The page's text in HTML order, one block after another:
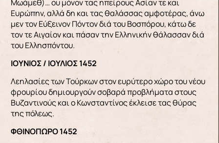
Μωάμεθ)… ου μόνον τας ηπείρους Ασίαν τε και
Ευρώπην, αλλά δη και τας θαλάσσας αμφοτέρας, άνω
μεν τον Εύξεινον Πόντον διά του Bοσπόρου, κάτω δε
τον τε Αιγαίον και πάσαν την Ελληνικήν θάλασσαν διά
του Ελλησπόντου.
ΙΟΥΝΙΟΣ / ΙΟΥΛΙΟΣ 1452
Λεηλασίες των Τούρκων στον ευρύτερο χώρο του νέου
φρουρίου δημιουργούν σοβαρά προβλήματα στους
Βυζαντινούς και ο Κωνσταντίνος έκλεισε τας θύρας
της πόλεως.
ΦΘΙΝΟΠΩΡΟ 1452